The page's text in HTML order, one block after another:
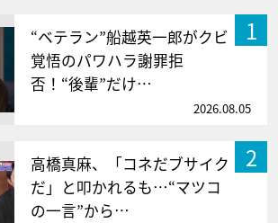
1
“ベテラン”船越英一郎がクビ
覚悟のパワハラ謝罪拒
否！“後輩”だけ…
2026.08.05
2
高橋真麻、「コネだブサイク
だ」と叩かれるも…“マツコ
の一言”から…